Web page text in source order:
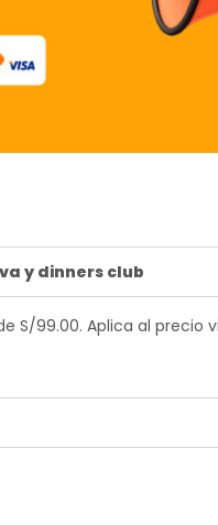
y dinners club
S/99.00. Aplica al precio